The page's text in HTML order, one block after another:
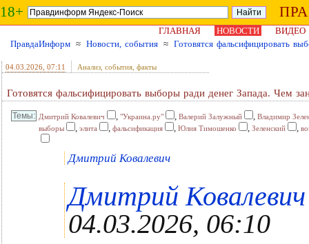
18+
ГЛАВНАЯ НОВОСТИ
ВИДЕО
ПравдаИнформ ≈ Новости, события ≈ Готовятся фальсифицировать
04.03.2026 , 07:11 Анализ, события, факты
Готовятся фальсифицировать выборы ради денег Запада. Чем
Дмитрий Ковалевич , "Украина.ру" , Валерий Залужный , Владимир
выборы
, элита , фальсификация , Юлия Тимошенко , Зеленский ,
Дмитрий Ковалевич
Дмитрий
04.03.2026, 06:10